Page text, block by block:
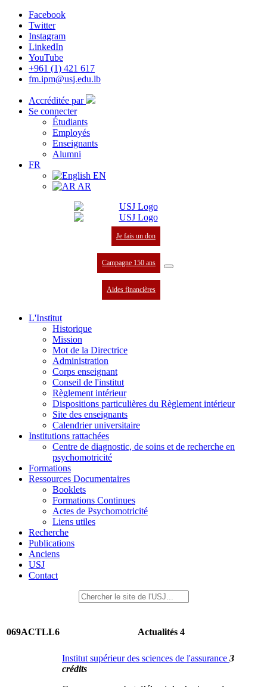
Facebook
Twitter
Instagram
LinkedIn
YouTube
+961 (1) 421 617
fm.ipm@usj.edu.lb
Accréditée par
Se connecter
Étudiants
Employés
Enseignants
Alumni
FR
EN
AR
Je fais un don
Campagne 150 ans
Aides financières
L'Institut
Historique
Mission
Mot de la Directrice
Administration
Corps enseignant
Conseil de l'institut
Règlement intérieur
Dispositions particulières du Règlement intérieur
Site des enseignants
Calendrier universitaire
Institutions rattachées
Centre de diagnostic, de soins et de recherche en
psychomotricité
Formations
Ressources Documentaires
Booklets
Formations Continues
Actes de Psychomotricité
Liens utiles
Recherche
Publications
Anciens
USJ
Contact
069ACTLL6 Actualités 4
Institut supérieur des sciences de l'assurance 3
crédits